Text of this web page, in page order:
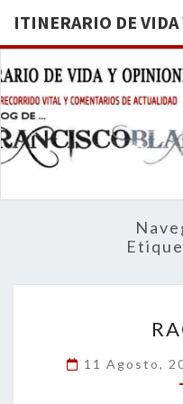
ITINERARIO DE
11 Agosto,